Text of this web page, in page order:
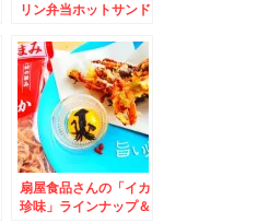
リン弁当ホットサンド
の絶品駄菓子♪ドーナ
ツ棒～～＾＾
扇屋食品さんの「イカ
珍味」ラインナップ＆